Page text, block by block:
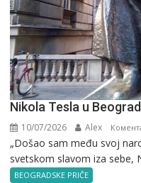
Nikola Tesla u
10/07/2026 Alex
„Došao sam među svoj
svetskom slavom iza sebe,
BEOGRADSKE PRIČE